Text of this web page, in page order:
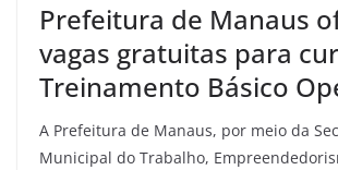
Prefeitura de Manaus
vagas gratuitas para
Treinamento Básico
A Prefeitura de Manaus, por meio da
Municipal do Trabalho,